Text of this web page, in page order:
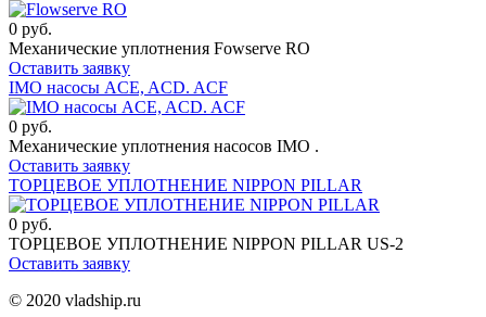
0 руб.
Механические уплотнения Fowserve RO
Оставить заявку
IMO насосы ACE, ACD. ACF
0 руб.
Механические уплотнения насосов IMO .
Оставить заявку
ТОРЦЕВОЕ УПЛОТНЕНИЕ NIPPON PILLAR
0 руб.
ТОРЦЕВОЕ УПЛОТНЕНИЕ NIPPON PILLAR US-2
Оставить заявку
© 2020 vladship.ru